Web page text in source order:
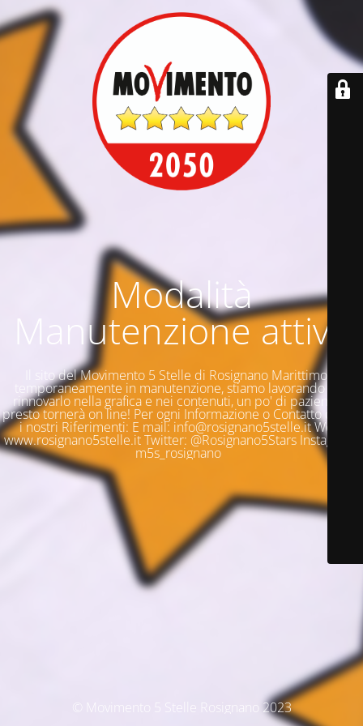
Modalità
Manutenzione attiva
Il sito del Movimento 5 Stelle di Rosignano Marittimo è
temporaneamente in manutenzione, stiamo lavorando per
rinnovarlo nella grafica e nei contenuti, un po' di pazienza e
presto tornerà on line! Per ogni Informazione o Contatto questi
i nostri Riferimenti: E mail: info@rosignano5stelle.it Web:
www.rosignano5stelle.it Twitter: @Rosignano5Stars Instagram:
m5s_rosignano
© Movimento 5 Stelle Rosignano 2023